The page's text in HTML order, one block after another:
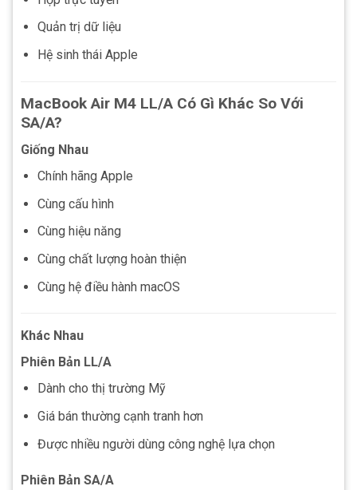
Quản trị dữ liệu
Hệ sinh thái Apple
MacBook Air M4 LL/A Có Gì Khác So Với
SA/A?
Giống Nhau
Chính hãng Apple
Cùng cấu hình
Cùng hiệu năng
Cùng chất lượng hoàn thiện
Cùng hệ điều hành macOS
Khác Nhau
Phiên Bản LL/A
Dành cho thị trường Mỹ
Giá bán thường cạnh tranh hơn
Được nhiều người dùng công nghệ lựa chọn
Phiên Bản SA/A